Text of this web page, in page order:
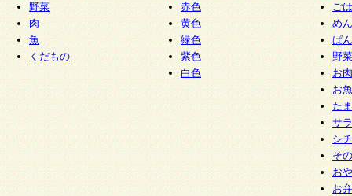
野菜
肉
魚
くだもの
赤色
黄色
緑色
紫色
白色
ご
めん
ぱん
野
お
お
た
サ
シ
そ
お
お